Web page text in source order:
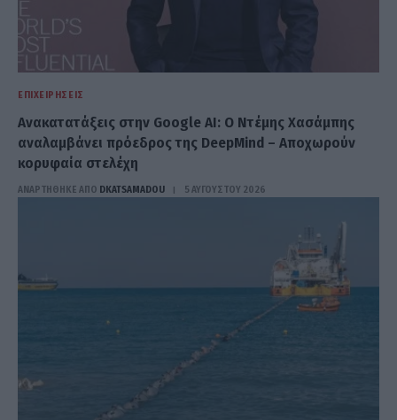
ΕΠΙΧΕΙΡΉΣΕΙΣ
Ανακατατάξεις στην Google AI: Ο Ντέμης Χασάμπης
αναλαμβάνει πρόεδρος της DeepMind – Αποχωρούν
κορυφαία στελέχη
ΑΝΑΡΤΗΘΗΚΕ ΑΠΟ DKATSAMADOU 5 ΑΥΓΟΎΣΤΟΥ 2026